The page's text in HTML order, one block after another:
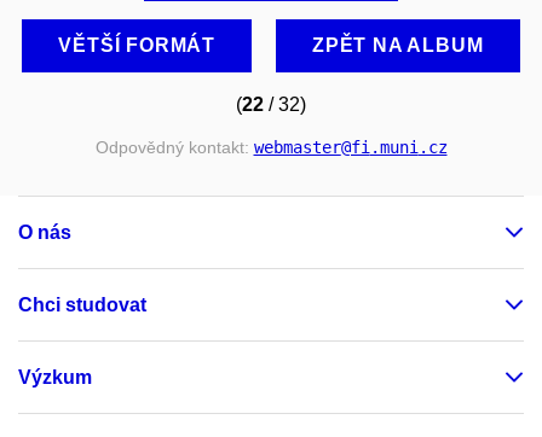
VĚTŠÍ FORMÁT ZPĚT NA ALBUM
(22 / 32)
Odpovědný kontakt: webmaster@fi.muni.cz
O nás
Chci studovat
Výzkum